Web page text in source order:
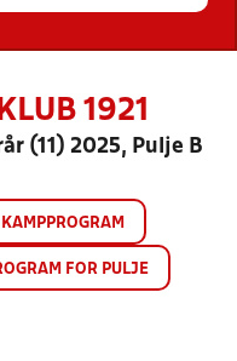
1921
(11) 2025, Pulje B
KAMPPROGRAM
FOR PULJE